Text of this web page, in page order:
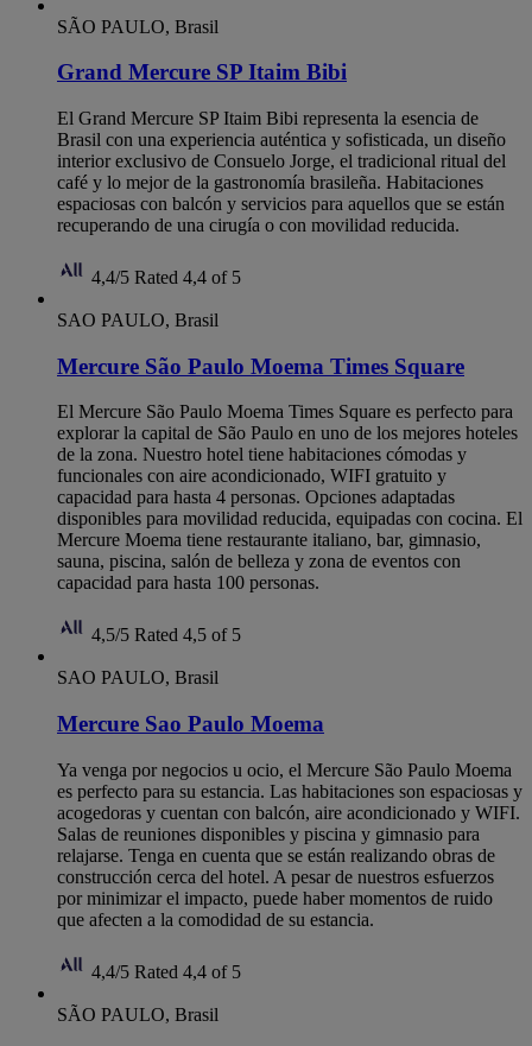
SÃO PAULO, Brasil
Grand Mercure SP Itaim Bibi
El Grand Mercure SP Itaim Bibi representa la esencia de
Brasil con una experiencia auténtica y sofisticada, un diseño
interior exclusivo de Consuelo Jorge, el tradicional ritual del
café y lo mejor de la gastronomía brasileña. Habitaciones
espaciosas con balcón y servicios para aquellos que se están
recuperando de una cirugía o con movilidad reducida.
4,4/5 Rated 4,4 of 5
SAO PAULO, Brasil
Mercure São Paulo Moema Times Square
El Mercure São Paulo Moema Times Square es perfecto para
explorar la capital de São Paulo en uno de los mejores hoteles
de la zona. Nuestro hotel tiene habitaciones cómodas y
funcionales con aire acondicionado, WIFI gratuito y
capacidad para hasta 4 personas. Opciones adaptadas
disponibles para movilidad reducida, equipadas con cocina. El
Mercure Moema tiene restaurante italiano, bar, gimnasio,
sauna, piscina, salón de belleza y zona de eventos con
capacidad para hasta 100 personas.
4,5/5 Rated 4,5 of 5
SAO PAULO, Brasil
Mercure Sao Paulo Moema
Ya venga por negocios u ocio, el Mercure São Paulo Moema
es perfecto para su estancia. Las habitaciones son espaciosas y
acogedoras y cuentan con balcón, aire acondicionado y WIFI.
Salas de reuniones disponibles y piscina y gimnasio para
relajarse. Tenga en cuenta que se están realizando obras de
construcción cerca del hotel. A pesar de nuestros esfuerzos
por minimizar el impacto, puede haber momentos de ruido
que afecten a la comodidad de su estancia.
4,4/5 Rated 4,4 of 5
SÃO PAULO, Brasil